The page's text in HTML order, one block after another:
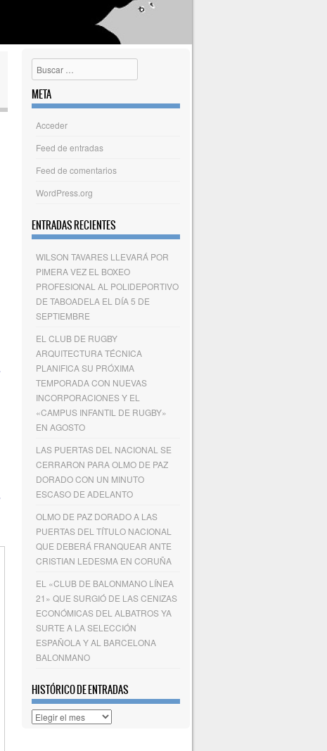
Buscar
META
Acceder
Feed de entradas
Feed de comentarios
WordPress.org
ENTRADAS RECIENTES
WILSON TAVARES LLEVARÁ POR
PIMERA VEZ EL BOXEO
PROFESIONAL AL POLIDEPORTIVO
DE TABOADELA EL DÍA 5 DE
SEPTIEMBRE
EL CLUB DE RUGBY
ARQUITECTURA TÉCNICA
PLANIFICA SU PRÓXIMA
TEMPORADA CON NUEVAS
INCORPORACIONES Y EL
«CAMPUS INFANTIL DE RUGBY»
EN AGOSTO
LAS PUERTAS DEL NACIONAL SE
CERRARON PARA OLMO DE PAZ
DORADO CON UN MINUTO
ESCASO DE ADELANTO
OLMO DE PAZ DORADO A LAS
PUERTAS DEL TÍTULO NACIONAL
QUE DEBERÁ FRANQUEAR ANTE
CRISTIAN LEDESMA EN CORUÑA
EL «CLUB DE BALONMANO LÍNEA
21» QUE SURGIÓ DE LAS CENIZAS
ECONÓMICAS DEL ALBATROS YA
SURTE A LA SELECCIÓN
ESPAÑOLA Y AL BARCELONA
BALONMANO
HISTÓRICO DE ENTRADAS
Histórico